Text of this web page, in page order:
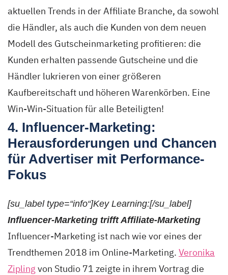
aktuellen Trends in der Affiliate Branche, da sowohl
die Händler, als auch die Kunden von dem neuen
Modell des Gutscheinmarketing profitieren: die
Kunden erhalten passende Gutscheine und die
Händler lukrieren von einer größeren
Kaufbereitschaft und höheren Warenkörben. Eine
Win-Win-Situation für alle Beteiligten!
4. Influencer-Marketing:
Herausforderungen und Chancen
für Advertiser mit Performance-
Fokus
[su_label type=“info“]Key Learning:[/su_label]
Influencer-Marketing trifft Affiliate-Marketing
Influencer-Marketing ist nach wie vor eines der
Trendthemen 2018 im Online-Marketing. Veronika
Zipling von Studio 71 zeigte in ihrem Vortrag die